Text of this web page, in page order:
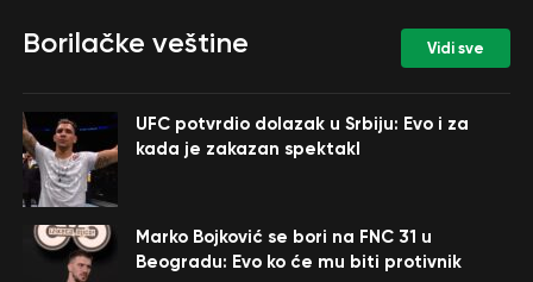
Borilačke veštine Vidi sve
UFC potvrdio dolazak u Srbiju: Evo i za
kada je zakazan spektakl
Marko Bojković se bori na FNC 31 u
Beogradu: Evo ko će mu biti protivnik